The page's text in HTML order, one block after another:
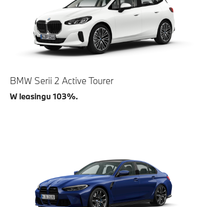
BMW Serii 2 Active Tourer
W leasingu 103%.